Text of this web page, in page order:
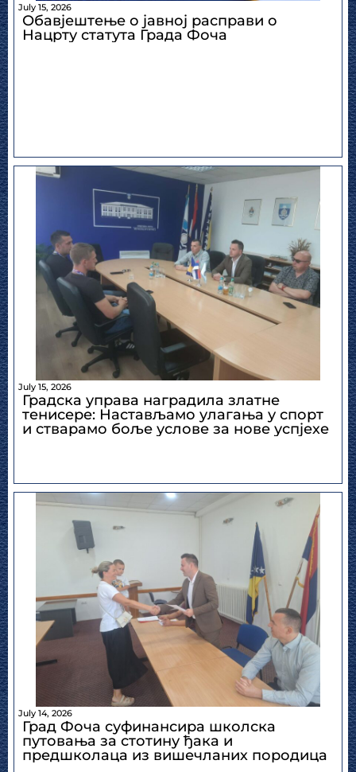
July 15, 2026
Обавјештење о јавној расправи о
Нацрту статута Града Фоча
July 15, 2026
Градска управа наградила златне
тенисере: Настављамо улагања у спорт
и стварамо боље услове за нове успјехе
July 14, 2026
Град Фоча суфинансира школска
путовања за стотину ђака и
предшколаца из вишечланих породица